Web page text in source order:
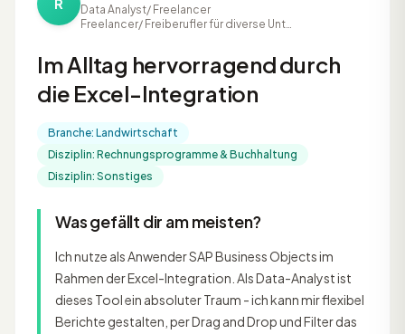
R
Data Analyst/ Freelancer
Freelancer/ Freiberufler für diverse Unternehmen
Im Alltag hervorragend durch
die Excel-Integration
Branche: Landwirtschaft
Disziplin: Rechnungsprogramme & Buchhaltung
Disziplin: Sonstiges
Was gefällt dir am meisten?
Ich nutze als Anwender SAP Business Objects im
Rahmen der Excel-Integration. Als Data-Analyst ist
dieses Tool ein absoluter Traum - ich kann mir flexibel
Berichte gestalten, per Drag and Drop und Filter das